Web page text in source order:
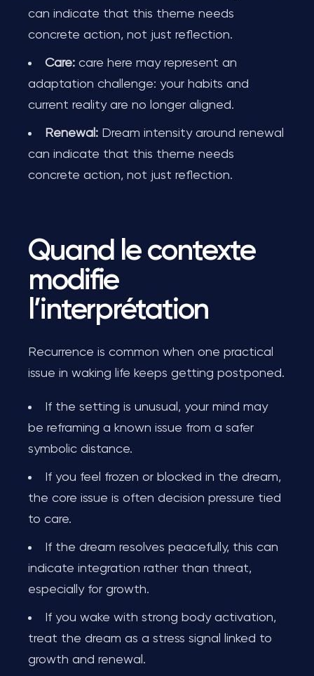
can indicate that this theme needs
concrete action, not just reflection.
Care: care here may represent an
adaptation challenge: your habits and
current reality are no longer aligned.
Renewal: Dream intensity around renewal
can indicate that this theme needs
concrete action, not just reflection.
Quand le contexte
modifie
l’interprétation
Recurrence is common when one practical
issue in waking life keeps getting postponed.
If the setting is unusual, your mind may
be reframing a known issue from a safer
symbolic distance.
If you feel frozen or blocked in the dream,
the core issue is often decision pressure tied
to care.
If the dream resolves peacefully, this can
indicate integration rather than threat,
especially for growth.
If you wake with strong body activation,
treat the dream as a stress signal linked to
growth and renewal.